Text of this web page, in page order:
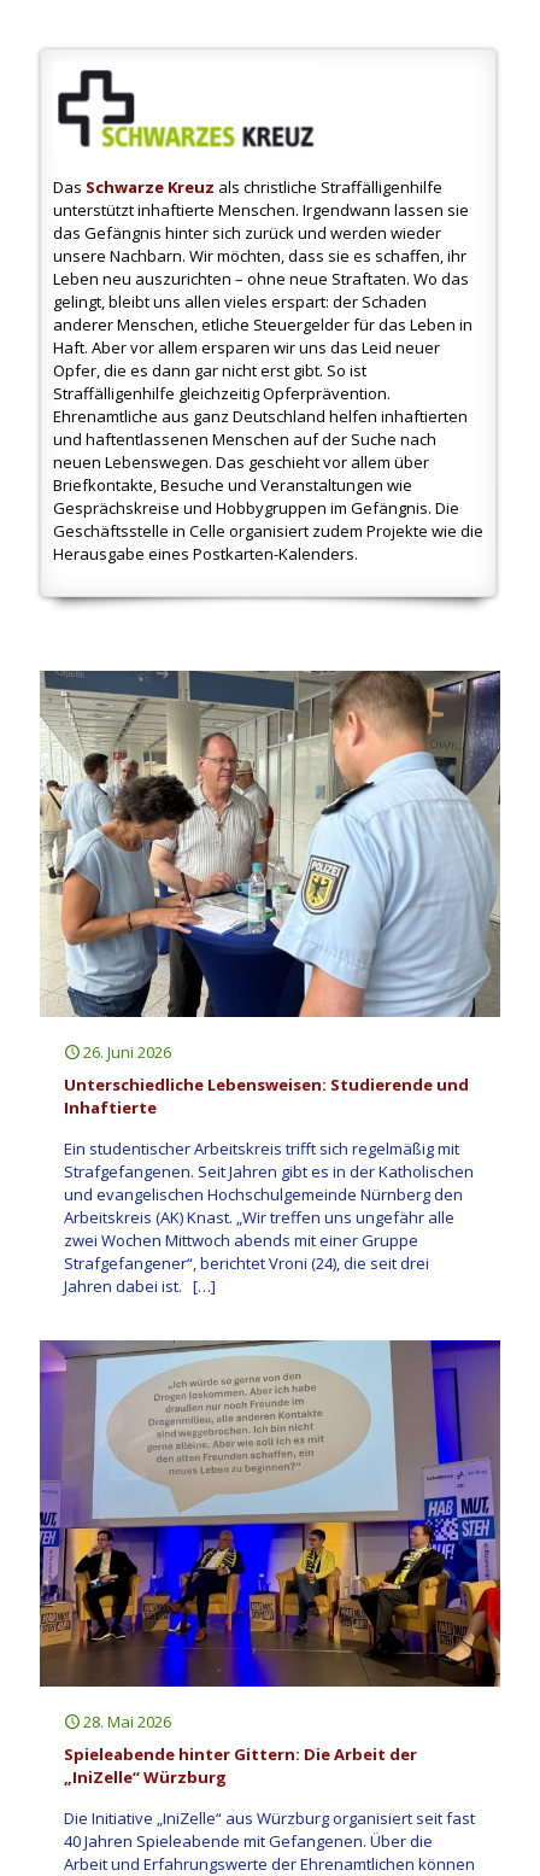
Das Schwarze Kreuz als christliche Straffälligenhilfe
unterstützt inhaftierte Menschen. Irgendwann lassen sie
das Gefängnis hinter sich zurück und werden wieder
unsere Nachbarn. Wir möchten, dass sie es schaffen, ihr
Leben neu auszurichten – ohne neue Straftaten. Wo das
gelingt, bleibt uns allen vieles erspart: der Schaden
anderer Menschen, etliche Steuergelder für das Leben in
Haft. Aber vor allem ersparen wir uns das Leid neuer
Opfer, die es dann gar nicht erst gibt. So ist
Straffälligenhilfe gleichzeitig Opferprävention.
Ehrenamtliche aus ganz Deutschland helfen inhaftierten
und haftentlassenen Menschen auf der Suche nach
neuen Lebenswegen. Das geschieht vor allem über
Briefkontakte, Besuche und Veranstaltungen wie
Gesprächskreise und Hobbygruppen im Gefängnis. Die
Geschäftsstelle in Celle organisiert zudem Projekte wie die
Herausgabe eines Postkarten-Kalenders.
26. Juni 2026
Unterschiedliche Lebensweisen: Studierende und
Inhaftierte
Ein studentischer Arbeitskreis trifft sich regelmäßig mit
Strafgefangenen. Seit Jahren gibt es in der Katholischen
und evangelischen Hochschulgemeinde Nürnberg den
Arbeitskreis (AK) Knast. „Wir treffen uns ungefähr alle
zwei Wochen Mittwoch abends mit einer Gruppe
Strafgefangener“, berichtet Vroni (24), die seit drei
Jahren dabei ist. […]
28. Mai 2026
Spieleabende hinter Gittern: Die Arbeit der
„IniZelle“ Würzburg
Die Initiative „IniZelle“ aus Würzburg organisiert seit fast
40 Jahren Spieleabende mit Gefangenen. Über die
Arbeit und Erfahrungswerte der Ehrenamtlichen können